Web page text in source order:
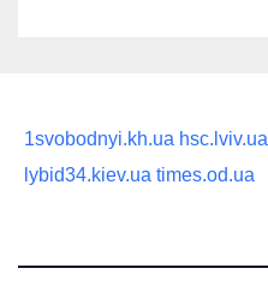
1svobodnyi.kh.ua hsc.lviv.ua
lybid34.kiev.ua times.od.ua